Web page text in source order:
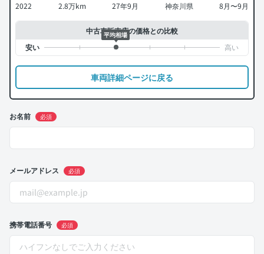
2022 2.8万km 27年9月 神奈川県 8月〜9月
中古車販売店の価格との比較
平均相場
車両詳細ページに戻る
お名前 必須
メールアドレス 必須
携帯電話番号 必須